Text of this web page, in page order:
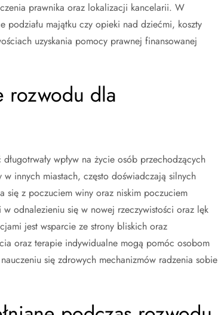
prawnika oraz lokalizacji kancelarii. W
podziału majątku czy opieki nad dziećmi, koszty
uzyskania pomocy prawnej finansowanej
rozwodu dla
wpływ na życie osób przechodzących
innych miastach, często doświadczają silnych
się z poczuciem winy oraz niskim poczuciem
odnalezieniu się w nowej rzeczywistości oraz lęk
jest wsparcie ze strony bliskich oraz
oraz terapie indywidualne mogą pomóc osobom
się zdrowych mechanizmów radzenia sobie